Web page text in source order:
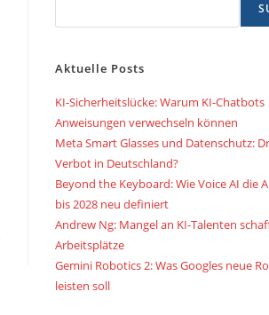
Aktuelle Posts
KI-Sicherheitslücke: Warum KI-Chatbots
Anweisungen verwechseln können
Meta Smart Glasses und Datenschutz:
Verbot in Deutschland?
Beyond the Keyboard: Wie Voice AI die
bis 2028 neu definiert
Andrew Ng: Mangel an KI-Talenten
Arbeitsplätze
Gemini Robotics 2: Was Googles neue
leisten soll